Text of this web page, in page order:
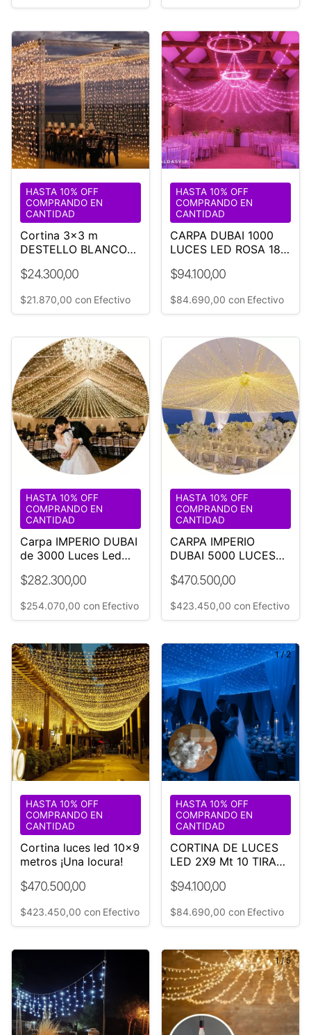
Cortina 3x3 m
DESTELLO BLANCO
exterior
$24.300,00
HASTA 10% OFF
COMPRANDO EN
CANTIDAD
$21.870,00 con Efectivo
CARPA DUBAI 1000
LUCES LED ROSA 18
EVENTO
$94.100,00
HASTA 10% OFF
COMPRANDO EN
CANTIDAD
$84.690,00 con Efectivo
Carpa IMPERIO DUBAI
de 3000 Luces Led
¡Original!
$282.300,00
HASTA 10% OFF
COMPRANDO EN
CANTIDAD
$254.070,00 con Efectivo
CARPA IMPERIO
DUBAI 5000 LUCES
DIÁMETRO
$470.500,00
HASTA 10% OFF
COMPRANDO EN
CANTIDAD
$423.450,00 con Efectivo
1/10
Cortina luces led 10x9
metros ¡Una locura!
$470.500,00
HASTA 10% OFF
COMPRANDO EN
CANTIDAD
$423.450,00 con Efectivo
1/2
CORTINA DE LUCES
LED 2X9 Mt 10 TIRAS
EVENTO
$94.100,00
HASTA 10% OFF
COMPRANDO EN
CANTIDAD
$84.690,00 con Efectivo
1/5